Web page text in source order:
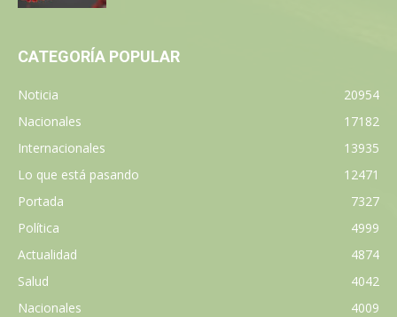
CATEGORÍA POPULAR
Noticia
20954
Nacionales
17182
Internacionales
13935
Lo que está pasando
12471
Portada
7327
Política
4999
Actualidad
4874
Salud
4042
Nacionales
4009